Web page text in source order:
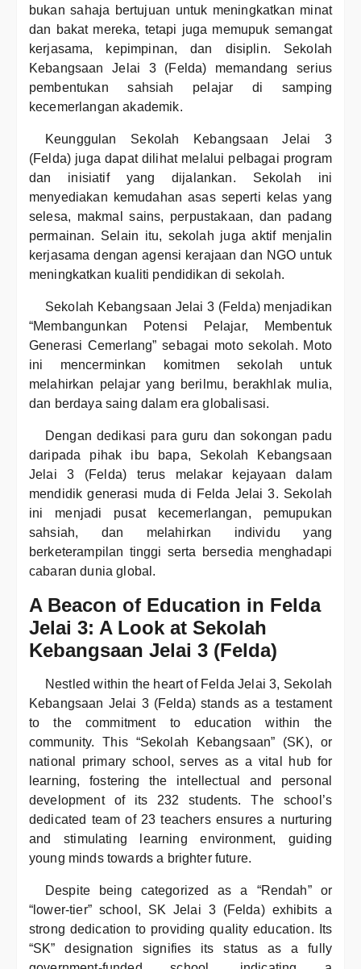
bukan sahaja bertujuan untuk meningkatkan minat
dan bakat mereka, tetapi juga memupuk semangat
kerjasama, kepimpinan, dan disiplin. Sekolah
Kebangsaan Jelai 3 (Felda) memandang serius
pembentukan sahsiah pelajar di samping
kecemerlangan akademik.
Keunggulan Sekolah Kebangsaan Jelai 3
(Felda) juga dapat dilihat melalui pelbagai program
dan inisiatif yang dijalankan. Sekolah ini
menyediakan kemudahan asas seperti kelas yang
selesa, makmal sains, perpustakaan, dan padang
permainan. Selain itu, sekolah juga aktif menjalin
kerjasama dengan agensi kerajaan dan NGO untuk
meningkatkan kualiti pendidikan di sekolah.
Sekolah Kebangsaan Jelai 3 (Felda) menjadikan
“Membangunkan Potensi Pelajar, Membentuk
Generasi Cemerlang” sebagai moto sekolah. Moto
ini mencerminkan komitmen sekolah untuk
melahirkan pelajar yang berilmu, berakhlak mulia,
dan berdaya saing dalam era globalisasi.
Dengan dedikasi para guru dan sokongan padu
daripada pihak ibu bapa, Sekolah Kebangsaan
Jelai 3 (Felda) terus melakar kejayaan dalam
mendidik generasi muda di Felda Jelai 3. Sekolah
ini menjadi pusat kecemerlangan, pemupukan
sahsiah, dan melahirkan individu yang
berketerampilan tinggi serta bersedia menghadapi
cabaran dunia global.
A Beacon of Education in Felda
Jelai 3: A Look at Sekolah
Kebangsaan Jelai 3 (Felda)
Nestled within the heart of Felda Jelai 3, Sekolah
Kebangsaan Jelai 3 (Felda) stands as a testament
to the commitment to education within the
community. This “Sekolah Kebangsaan” (SK), or
national primary school, serves as a vital hub for
learning, fostering the intellectual and personal
development of its 232 students. The school’s
dedicated team of 23 teachers ensures a nurturing
and stimulating learning environment, guiding
young minds towards a brighter future.
Despite being categorized as a “Rendah” or
“lower-tier” school, SK Jelai 3 (Felda) exhibits a
strong dedication to providing quality education. Its
“SK” designation signifies its status as a fully